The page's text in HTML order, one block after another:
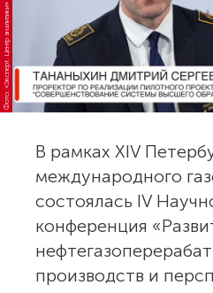
Фото: «Эксперт. Центр аналитики»
В рамках XIV
международного
состоялась IV
конференция
производств и